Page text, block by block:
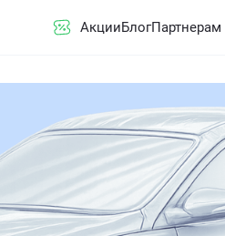
АкцииБлогПартнерам